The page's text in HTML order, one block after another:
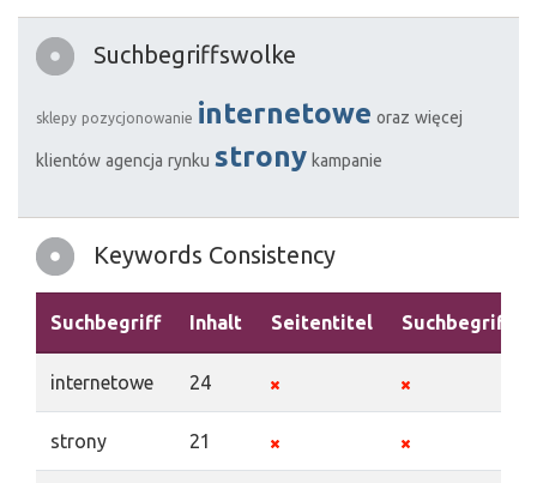
Suchbegriffswolke
sklepy pozycjonowanie internetowe oraz więcej
klientów agencja rynku strony kampanie
Keywords Consistency
Suchbegriff Inhalt Seitentitel Suchbegriffe
internetowe 24
strony 21